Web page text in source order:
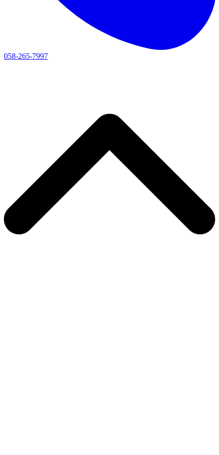
058-265-7997